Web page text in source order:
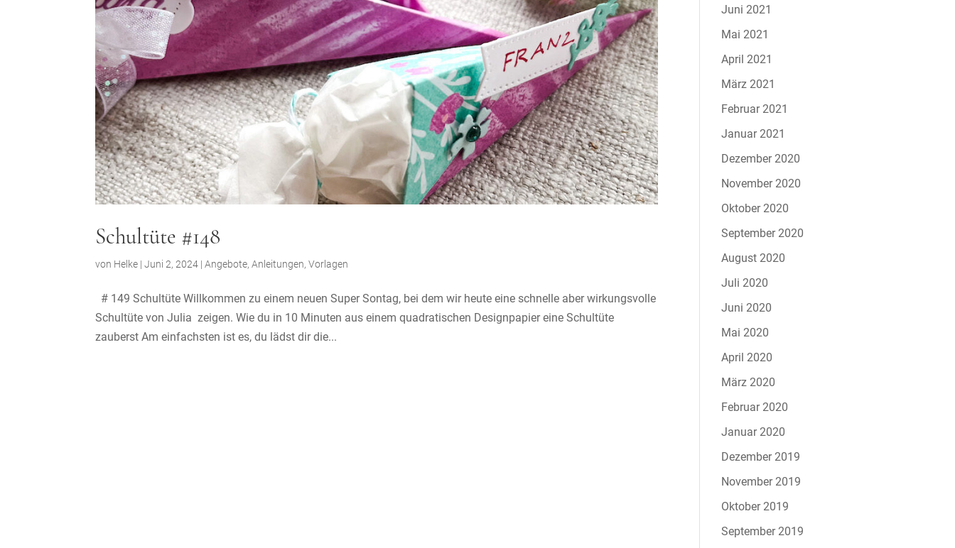
Schultüte #148
von Helke |Juni 2, 2024 |Angebote,Anleitungen,Vorlagen
# 149 Schultüte Willkommen zu einem neuen Super Sontag, bei dem wir heute eine schnelle aber wirkungsvolle
Schultüte von Julia zeigen. Wie du in 10 Minuten aus einem quadratischen Designpapier eine Schultüte
zauberst Am einfachsten ist es, du lädst dir die...
Juni 2021
Mai 2021
April 2021
März 2021
Februar 2021
Januar 2021
Dezember 2020
November 2020
Oktober 2020
September 2020
August 2020
Juli 2020
Juni 2020
Mai 2020
April 2020
März 2020
Februar 2020
Januar 2020
Dezember 2019
November 2019
Oktober 2019
September 2019